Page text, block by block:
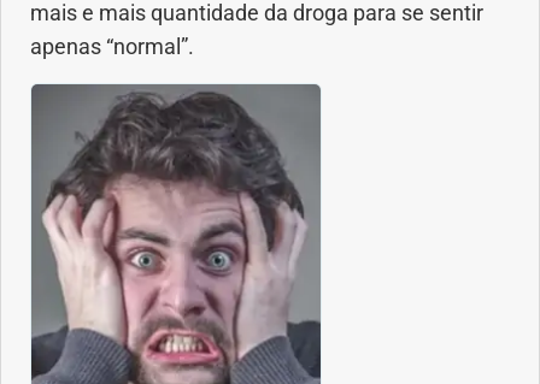
mais e mais quantidade da droga para se sentir
apenas “normal”.